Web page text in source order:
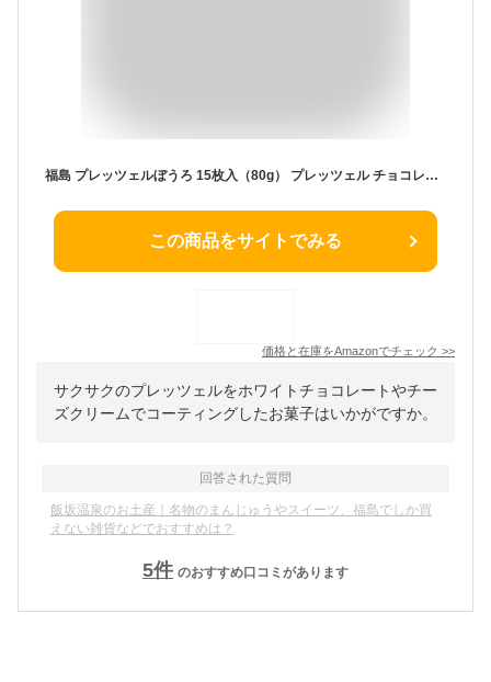
福島 プレッツェルぼうろ 15枚入（80g） プレッツェル チョコレート ホワイトチョコ チーズ チーズクリーム スイーツ 個包装 優雅菓集
この商品をサイトでみる
価格と在庫をAmazonでチェック >>
サクサクのプレッツェルをホワイトチョコレートやチー
ズクリームでコーティングしたお菓子はいかがですか。
回答された質問
飯坂温泉のお土産｜名物のまんじゅうやスイーツ、福島でしか買
えない雑貨などでおすすめは？
5件 のおすすめ口コミがあります